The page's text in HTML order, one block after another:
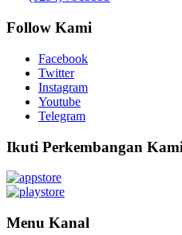
Follow Kami
Facebook
Twitter
Instagram
Youtube
Telegram
Ikuti Perkembangan
Menu Kanal